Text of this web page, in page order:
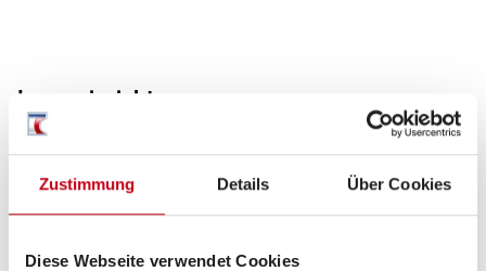
Zustimmung Details Über Cookies
Diese Webseite verwendet Cookies
Inneneinrichtung
Leder Ausstattung
Heizung / Klima